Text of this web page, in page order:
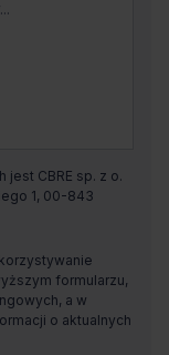
CBRE sp. z o.
1, 00-843
formularzu,
a w
o aktualnych